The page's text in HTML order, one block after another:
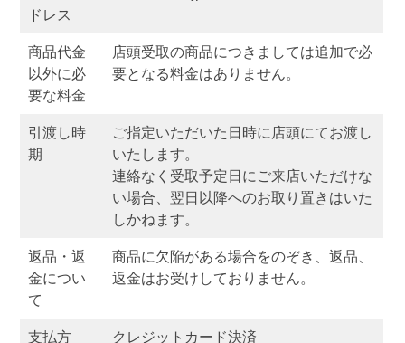
ドレス
商品代金
以外に必
要な料金
店頭受取の商品につきましては追加で必
要となる料金はありません。
引渡し時
期
ご指定いただいた日時に店頭にてお渡し
いたします。
連絡なく受取予定日にご来店いただけな
い場合、翌日以降へのお取り置きはいた
しかねます。
返品・返
金につい
て
商品に欠陥がある場合をのぞき、返品、
返金はお受けしておりません。
支払方 クレジットカード決済